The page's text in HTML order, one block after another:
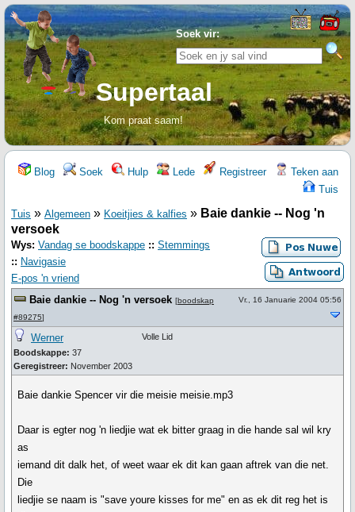
Soek vir:
Supertaal
Kom praat saam!
Blog Soek Hulp Lede Registreer
Teken aan
Tuis
Tuis » Algemeen » Koeitjies & kalfies » Baie dankie -- Nog 'n
versoek
Wys: Vandag se boodskappe :: Stemmings
:: Navigasie
E-pos 'n vriend
Baie dankie -- Nog 'n versoek [boodskap
#89275]
Vr., 16 Januarie 2004 05:56
Werner
Boodskappe: 37
Geregistreer: November 2003
Volle Lid
Baie dankie Spencer vir die meisie meisie.mp3
Daar is egter nog 'n liedjie wat ek bitter graag in die hande sal wil kry
as
iemand dit dalk het, of weet waar ek dit kan gaan aftrek van die net.
Die
liedjie se naam is "save youre kisses for me" en as ek dit reg het is